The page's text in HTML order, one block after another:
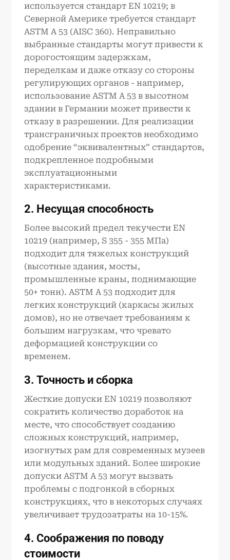
используется стандарт EN 10219; в
Северной Америке требуется стандарт
ASTM A 53 (AISC 360). Неправильно
выбранные стандарты могут привести к
дорогостоящим задержкам,
переделкам и даже отказу со стороны
регулирующих органов - например,
использование ASTM A 53 в высотном
здании в Германии может привести к
отказу в разрешении. Для реализации
трансграничных проектов необходимо
одобрение “эквивалентных” стандартов,
подкрепленное подробными
эксплуатационными
характеристиками.
2. Несущая способность
Более высокий предел текучести EN
10219 (например, S 355 - 355 МПа)
подходит для тяжелых конструкций
(высотные здания, мосты,
промышленные краны, поднимающие
50+ тонн). ASTM A 53 подходит для
легких конструкций (каркасы жилых
домов), но не отвечает требованиям к
большим нагрузкам, что чревато
деформацией конструкции со
временем.
3. Точность и сборка
Жесткие допуски EN 10219 позволяют
сократить количество доработок на
месте, что способствует созданию
сложных конструкций, например,
изогнутых рам для современных музеев
или модульных зданий. Более широкие
допуски ASTM A 53 могут вызвать
проблемы с подгонкой в сборных
конструкциях, что в некоторых случаях
увеличивает трудозатраты на 10-15%.
4. Соображения по поводу
стоимости